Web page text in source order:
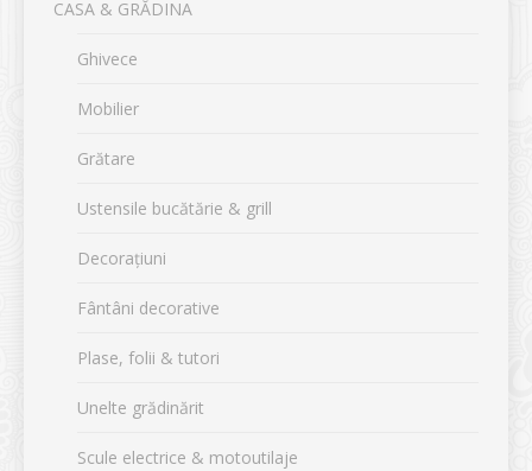
CASA & GRĂDINA
Ghivece
Mobilier
Grătare
Ustensile bucătărie & grill
Decorațiuni
Fântâni decorative
Plase, folii & tutori
Unelte grădinărit
Scule electrice & motoutilaje